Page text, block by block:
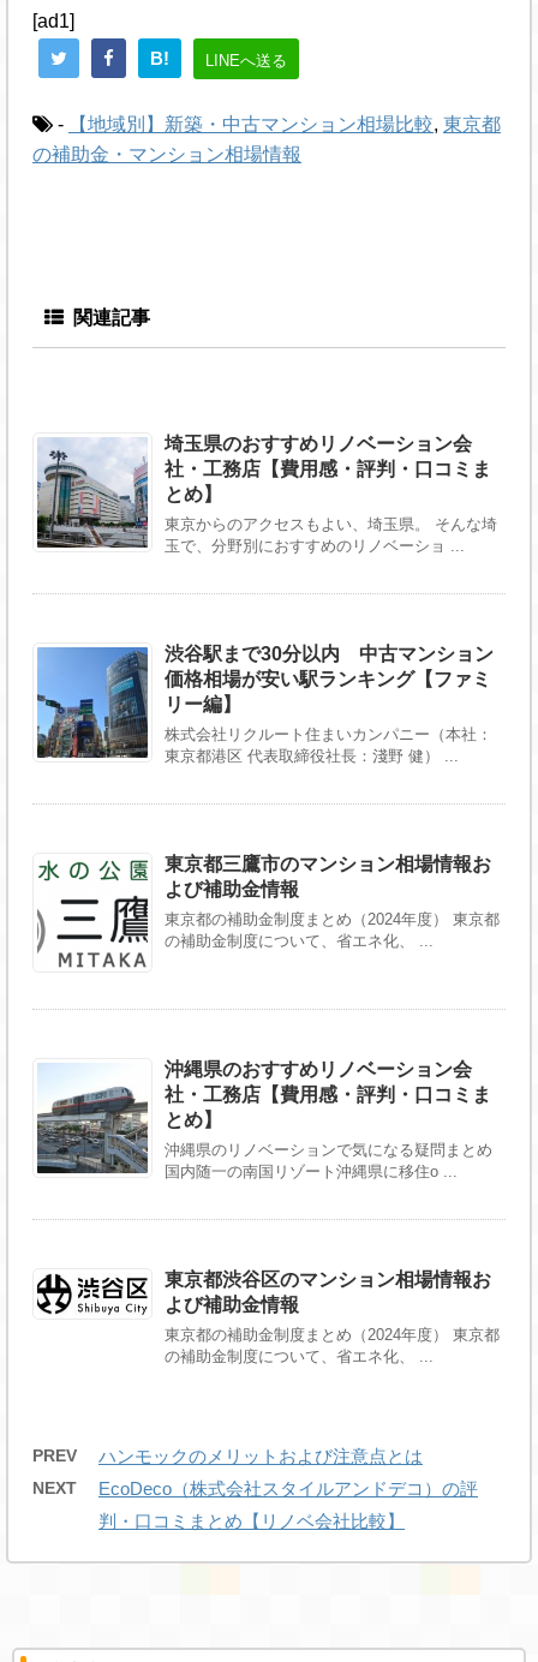
[ad1]
B!
LINEへ送る
- 【地域別】新築・中古マンション相場比較, 東京都
の補助金・マンション相場情報
関連記事
埼玉県のおすすめリノベーション会
社・工務店【費用感・評判・口コミま
とめ】
東京からのアクセスもよい、埼玉県。 そんな埼
玉で、分野別におすすめのリノベーショ ...
渋谷駅まで30分以内 中古マンション
価格相場が安い駅ランキング【ファミ
リー編】
株式会社リクルート住まいカンパニー（本社：
東京都港区 代表取締役社長：淺野 健） ...
東京都三鷹市のマンション相場情報お
よび補助金情報
東京都の補助金制度まとめ（2024年度） 東京都
の補助金制度について、省エネ化、 ...
沖縄県のおすすめリノベーション会
社・工務店【費用感・評判・口コミま
とめ】
沖縄県のリノベーションで気になる疑問まとめ
国内随一の南国リゾート沖縄県に移住o ...
東京都渋谷区のマンション相場情報お
よび補助金情報
東京都の補助金制度まとめ（2024年度） 東京都
の補助金制度について、省エネ化、 ...
PREV ハンモックのメリットおよび注意点とは
NEXT
EcoDeco（株式会社スタイルアンドデコ）の評
判・口コミまとめ【リノベ会社比較】